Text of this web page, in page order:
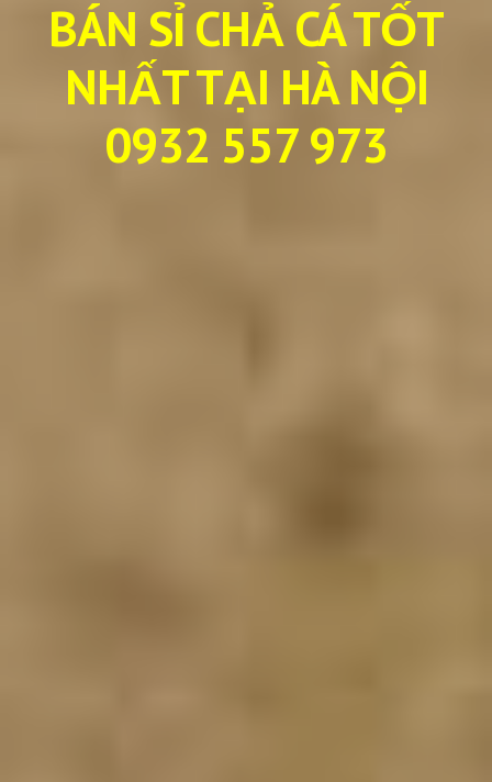
BÁN SỈ CHẢ CÁ TỐT
NHẤT TẠI HÀ NỘI
0932 557 973